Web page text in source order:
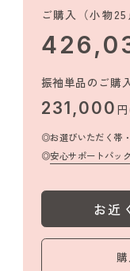
ご購入（小物25
振袖単品のご購
231,000
お選びいただく帯
安心サポートパック
お近